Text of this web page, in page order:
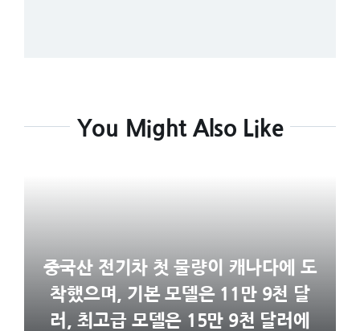
You Might Also Like
중국산 전기차 첫 물량이 캐나다에 도
착했으며, 기본 모델은 11만 9천 달
러, 최고급 모델은 15만 9천 달러에